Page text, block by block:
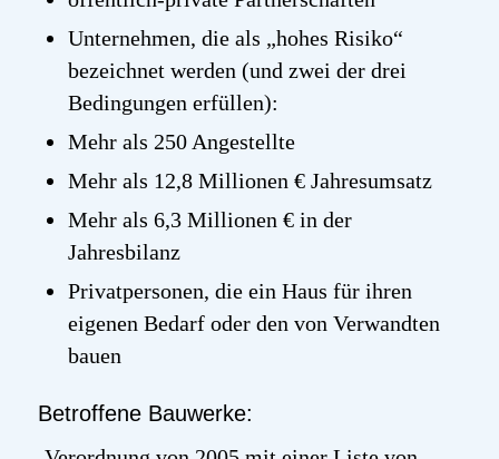
Unternehmen, die als „hohes Risiko“
bezeichnet werden (und zwei der drei
Bedingungen erfüllen):
Mehr als 250 Angestellte
Mehr als 12,8 Millionen € Jahresumsatz
Mehr als 6,3 Millionen € in der
Jahresbilanz
Privatpersonen, die ein Haus für ihren
eigenen Bedarf oder den von Verwandten
bauen
Betroffene Bauwerke: